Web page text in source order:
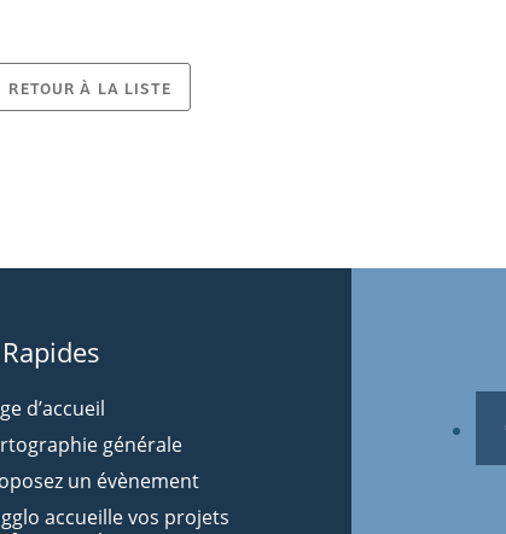
RETOUR À LA LISTE
d’accueil
générale
un évènement
accueille vos projets